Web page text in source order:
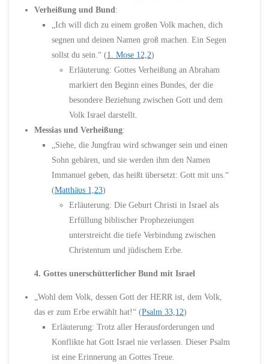
Verheißung und Bund:
„Ich will dich zu einem großen Volk machen, dich
segnen und deinen Namen groß machen. Ein Segen
sollst du sein.“ (1. Mose 12,2)
Erläuterung: Gottes Verheißung an Abraham
markiert den Beginn eines Bundes, der die
besondere Beziehung zwischen Gott und dem
Volk Israel darstellt.
Messias und Verheißung:
„Siehe, die Jungfrau wird schwanger sein und einen
Sohn gebären, und sie werden ihm den Namen
Immanuel geben, das heißt übersetzt: Gott mit uns.“
(Matthäus 1,23)
Erläuterung: Die Geburt Christi in Israel als
Erfüllung biblischer Prophezeiungen
unterstreicht die tiefe Verbindung zwischen
Christentum und jüdischem Erbe.
4. Gottes unerschütterlicher Bund mit Israel
„Wohl dem Volk, dessen Gott der HERR ist, dem Volk,
das er zum Erbe erwählt hat!“ (Psalm 33,12)
Erläuterung: Trotz aller Herausforderungen und
Konflikte hat Gott Israel nie verlassen. Dieser Psalm
ist eine Erinnerung an Gottes Treue.